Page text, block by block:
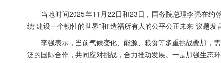
当地时间2025年11月22日和23日，国务院总理李强在约
绕“建设一个韧性的世界”和“造福所有人的公平公正未来”议题发
李强表示，当前气候变化、能源、粮食等多重挑战叠加，
泛的国际合作，共同应对挑战，合力推动发展。一是加强生态